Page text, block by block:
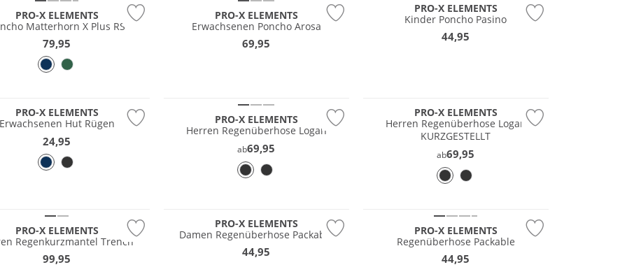
PRO-X ELEMENTS
Matterhorn X Plus RS
79,95
PRO-X ELEMENTS
Erwachsenen Poncho Arosa
69,95
PRO-X ELEMENTS
Kinder Poncho Pasino
44,95
PRO-X ELEMENTS
Hut Rügen
24,95
PRO-X ELEMENTS
Herren Regenüberhose Logan
ab69,95
PRO-X ELEMENTS
Herren Regenüberhose Logan
KURZGESTELLT
ab69,95
PRO-X ELEMENTS
Regenkurzmantel Trench
99,95
PRO-X ELEMENTS
Damen Regenüberhose Packable
44,95
PRO-X ELEMENTS
Regenüberhose Packable
44,95